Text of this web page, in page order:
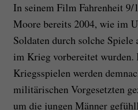
In seinem Film Fahrenheit
Moore bereits 2004, wie im
Soldaten durch solche
im Krieg vorbereitet wurden.
Kriegsspielen werden
militärischen Vorgesetzten
um die jungen Männer